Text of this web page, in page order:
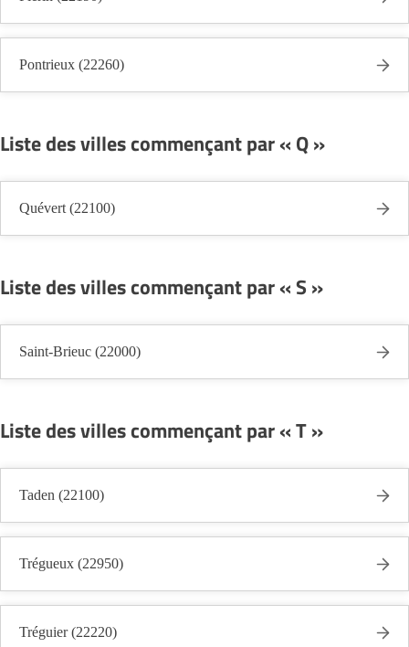
Pontrieux (22260)
Liste des villes commençant par « Q »
Quévert (22100)
Liste des villes commençant par « S »
Saint-Brieuc (22000)
Liste des villes commençant par « T »
Taden (22100)
Trégueux (22950)
Tréguier (22220)